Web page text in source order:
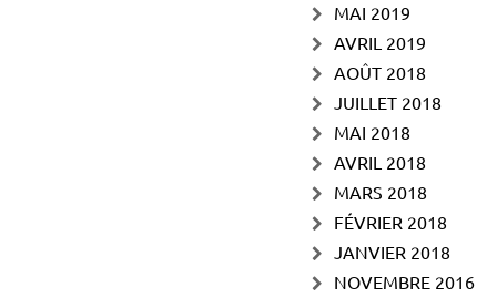
MAI 2019
AVRIL 2019
AOÛT 2018
JUILLET 2018
MAI 2018
AVRIL 2018
MARS 2018
FÉVRIER 2018
JANVIER 2018
NOVEMBRE 2016